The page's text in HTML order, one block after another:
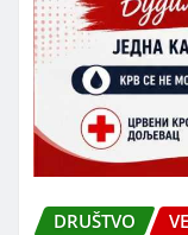
DRUŠTVO